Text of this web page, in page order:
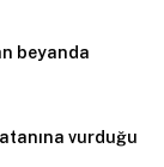
beyanda
vurduğu